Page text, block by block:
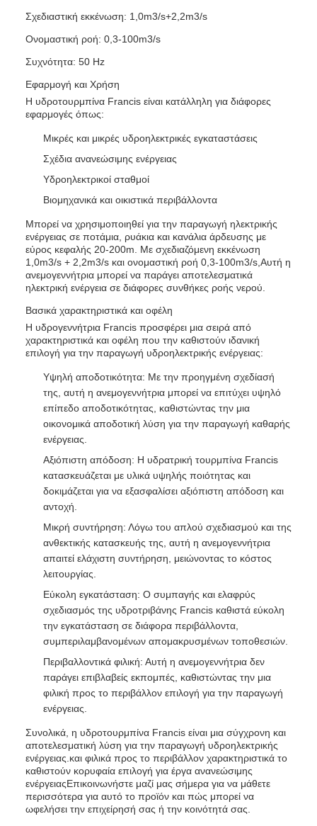
Σχεδιαστική εκκένωση: 1,0m3/s+2,2m3/s
Ονομαστική ροή: 0,3-100m3/s
Συχνότητα: 50 Hz
Εφαρμογή και Χρήση
Η υδροτουρμπίνα Francis είναι κατάλληλη για διάφορες
εφαρμογές όπως:
Μικρές και μικρές υδροηλεκτρικές εγκαταστάσεις
Σχέδια ανανεώσιμης ενέργειας
Υδροηλεκτρικοί σταθμοί
Βιομηχανικά και οικιστικά περιβάλλοντα
Μπορεί να χρησιμοποιηθεί για την παραγωγή ηλεκτρικής
ενέργειας σε ποτάμια, ρυάκια και κανάλια άρδευσης με
εύρος κεφαλής 20-200m. Με σχεδιαζόμενη εκκένωση
1,0m3/s + 2,2m3/s και ονομαστική ροή 0,3-100m3/s,Αυτή η
ανεμογεννήτρια μπορεί να παράγει αποτελεσματικά
ηλεκτρική ενέργεια σε διάφορες συνθήκες ροής νερού.
Βασικά χαρακτηριστικά και οφέλη
Η υδρογεννήτρια Francis προσφέρει μια σειρά από
χαρακτηριστικά και οφέλη που την καθιστούν ιδανική
επιλογή για την παραγωγή υδροηλεκτρικής ενέργειας:
Υψηλή αποδοτικότητα: Με την προηγμένη σχεδίασή
της, αυτή η ανεμογεννήτρια μπορεί να επιτύχει υψηλό
επίπεδο αποδοτικότητας, καθιστώντας την μια
οικονομικά αποδοτική λύση για την παραγωγή καθαρής
ενέργειας.
Αξιόπιστη απόδοση: Η υδρατρική τουρμπίνα Francis
κατασκευάζεται με υλικά υψηλής ποιότητας και
δοκιμάζεται για να εξασφαλίσει αξιόπιστη απόδοση και
αντοχή.
Μικρή συντήρηση: Λόγω του απλού σχεδιασμού και της
ανθεκτικής κατασκευής της, αυτή η ανεμογεννήτρια
απαιτεί ελάχιστη συντήρηση, μειώνοντας το κόστος
λειτουργίας.
Εύκολη εγκατάσταση: Ο συμπαγής και ελαφρύς
σχεδιασμός της υδροτριβάνης Francis καθιστά εύκολη
την εγκατάσταση σε διάφορα περιβάλλοντα,
συμπεριλαμβανομένων απομακρυσμένων τοποθεσιών.
Περιβαλλοντικά φιλική: Αυτή η ανεμογεννήτρια δεν
παράγει επιβλαβείς εκπομπές, καθιστώντας την μια
φιλική προς το περιβάλλον επιλογή για την παραγωγή
ενέργειας.
Συνολικά, η υδροτουρμπίνα Francis είναι μια σύγχρονη και
αποτελεσματική λύση για την παραγωγή υδροηλεκτρικής
ενέργειας.και φιλικά προς το περιβάλλον χαρακτηριστικά το
καθιστούν κορυφαία επιλογή για έργα ανανεώσιμης
ενέργειαςΕπικοινωνήστε μαζί μας σήμερα για να μάθετε
περισσότερα για αυτό το προϊόν και πώς μπορεί να
ωφελήσει την επιχείρησή σας ή την κοινότητά σας.